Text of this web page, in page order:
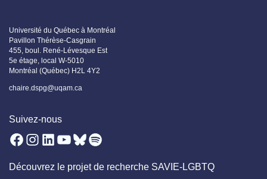
Université du Québec à Montréal
Pavillon Thérèse-Casgrain
455, boul. René-Lévesque Est
5e étage, local W-5010
Montréal (Québec) H2L 4Y2
chaire.dspg@uqam.ca
Suivez-nous
Facebook
Instagram
LinkedIn
YouTube
Bluesky
Spotify
Découvrez le projet de recherche SAVIE-LGBTQ